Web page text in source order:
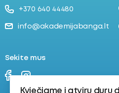
+370 640 44480
info@akademijabanga.lt
Sekite mus
Kviečiame į atvirų durų